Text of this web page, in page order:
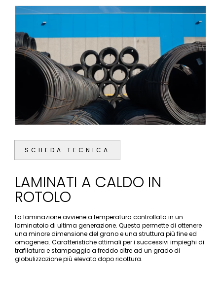
SCHEDA TECNICA
LAMINATI A CALDO IN
ROTOLO
La laminazione avviene a temperatura controllata in un
laminatoio di ultima generazione. Questa permette di ottenere
una minore dimensione del grano e una struttura più fine ed
omogenea. Caratteristiche ottimali per i successivi impieghi di
trafilatura e stampaggio a freddo oltre ad un grado di
globulizzazione più elevato dopo ricottura.